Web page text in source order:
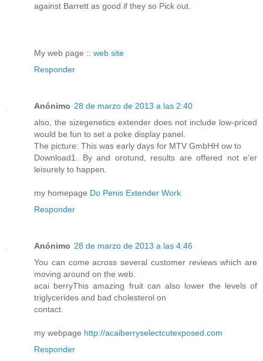
against Barrett as good if they so Pick out.
My web page :: web site
Responder
Anónimo 28 de marzo de 2013 a las 2:40
also, the sizegenetics extender does not include low-priced
would be fun to set a poke display panel.
The picture: This was early days for MTV GmbHH ow to
Download1. By and orotund, results are offered not e'er
leisurely to happen.
my homepage Do Penis Extender Work
Responder
Anónimo 28 de marzo de 2013 a las 4:46
You can come across several customer reviews which are
moving around on the web.
acai berryThis amazing fruit can also lower the levels of
triglycerides and bad cholesterol on
contact.
my webpage http://acaiberryselectcutexposed.com
Responder